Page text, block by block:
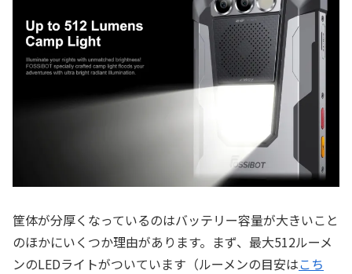
筐体が分厚くなっているのはバッテリー容量が大きいこと
のほかにいくつか理由があります。まず、最大512ルーメ
ンのLEDライトがついています（ルーメンの目安はこち